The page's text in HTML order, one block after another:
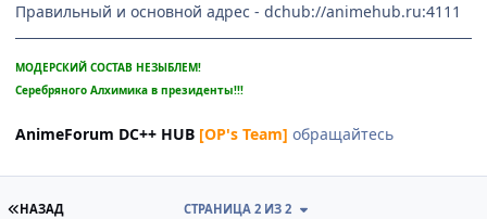
Правильный и основной адрес - dchub://animehub.ru:4111
МОДЕРСКИЙ СОСТАВ НЕЗЫБЛЕМ!
Серебряного Алхимика в президенты!!!
AnimeForum DC++ HUB [OP's Team] обращайтесь
ПЕРВАЯ СТРАНИЦА
НАЗАД СТРАНИЦА 2 ИЗ 2